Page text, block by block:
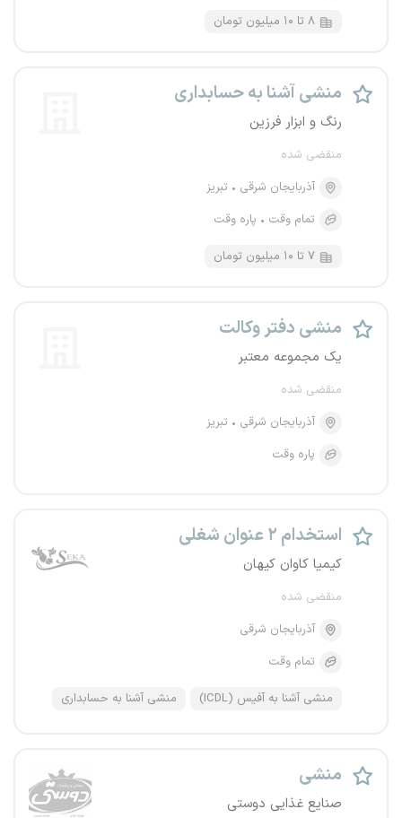
۸ تا ۱۰ میلیون تومان
منشی آشنا به حسابداری
رنگ و ابزار فرزین
منقضی شده
آذربایجان شرقی
تبریز
تمام وقت
پاره وقت
۷ تا ۱۰ میلیون تومان
منشی دفتر وکالت
یک مجموعه معتبر
منقضی شده
آذربایجان شرقی
تبریز
پاره وقت
استخدام ۲ عنوان شغلی
کیمیا کاوان کیهان
منقضی شده
آذربایجان شرقی
تمام وقت
منشی آشنا به آفیس (ICDL) منشی آشنا به حسابداری
منشی
صنایع غذایی دوستی